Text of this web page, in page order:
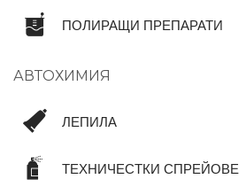
ПОЛИРАЩИ ПРЕПАРАТИ
АВТОХИМИЯ
ЛЕПИЛА
ТЕХНИЧЕСТКИ СПРЕЙОВЕ